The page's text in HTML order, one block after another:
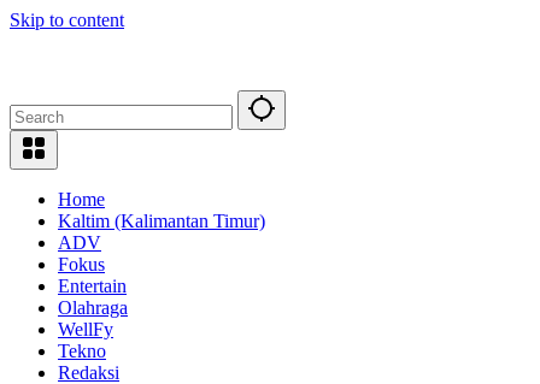
Skip to content
Home
Kaltim (Kalimantan Timur)
ADV
Fokus
Entertain
Olahraga
WellFy
Tekno
Redaksi